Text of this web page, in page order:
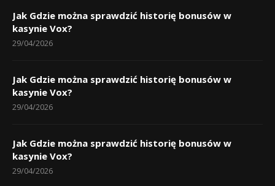
Jak Gdzie można sprawdzić historię bonusów w
kasynie Vox?
29/04/2026
Jak Gdzie można sprawdzić historię bonusów w
kasynie Vox?
29/04/2026
Jak Gdzie można sprawdzić historię bonusów w
kasynie Vox?
29/04/2026